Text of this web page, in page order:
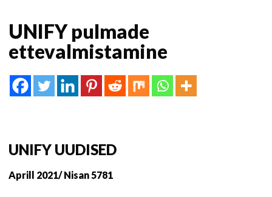
UNIFY pulmade
ettevalmistamine
UNIFY UUDISED
Aprill 2021/ Nisan 5781